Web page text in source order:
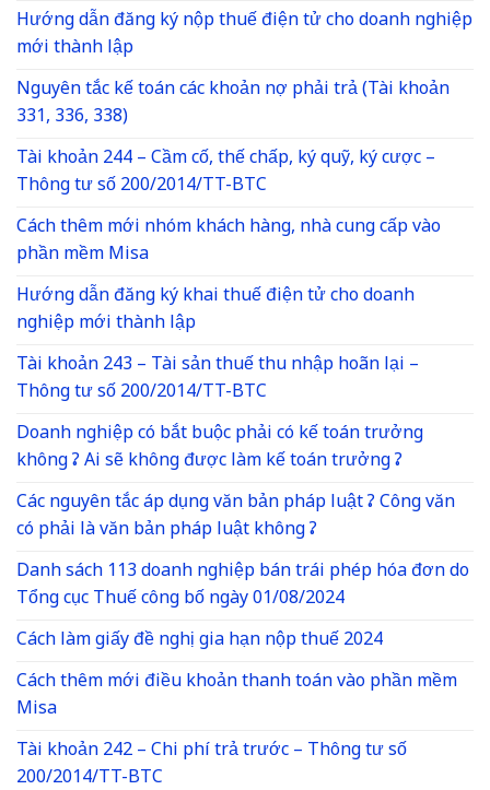
Hướng dẫn đăng ký nộp thuế điện tử cho doanh nghiệp
mới thành lập
Nguyên tắc kế toán các khoản nợ phải trả (Tài khoản
331, 336, 338)
Tài khoản 244 – Cầm cố, thế chấp, ký quỹ, ký cược –
Thông tư số 200/2014/TT-BTC
Cách thêm mới nhóm khách hàng, nhà cung cấp vào
phần mềm Misa
Hướng dẫn đăng ký khai thuế điện tử cho doanh
nghiệp mới thành lập
Tài khoản 243 – Tài sản thuế thu nhập hoãn lại –
Thông tư số 200/2014/TT-BTC
Doanh nghiệp có bắt buộc phải có kế toán trưởng
không ? Ai sẽ không được làm kế toán trưởng ?
Các nguyên tắc áp dụng văn bản pháp luật ? Công văn
có phải là văn bản pháp luật không ?
Danh sách 113 doanh nghiệp bán trái phép hóa đơn do
Tổng cục Thuế công bố ngày 01/08/2024
Cách làm giấy đề nghị gia hạn nộp thuế 2024
Cách thêm mới điều khoản thanh toán vào phần mềm
Misa
Tài khoản 242 – Chi phí trả trước – Thông tư số
200/2014/TT-BTC